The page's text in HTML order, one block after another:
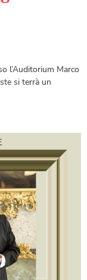
l’Auditorium Marco
si terrà un